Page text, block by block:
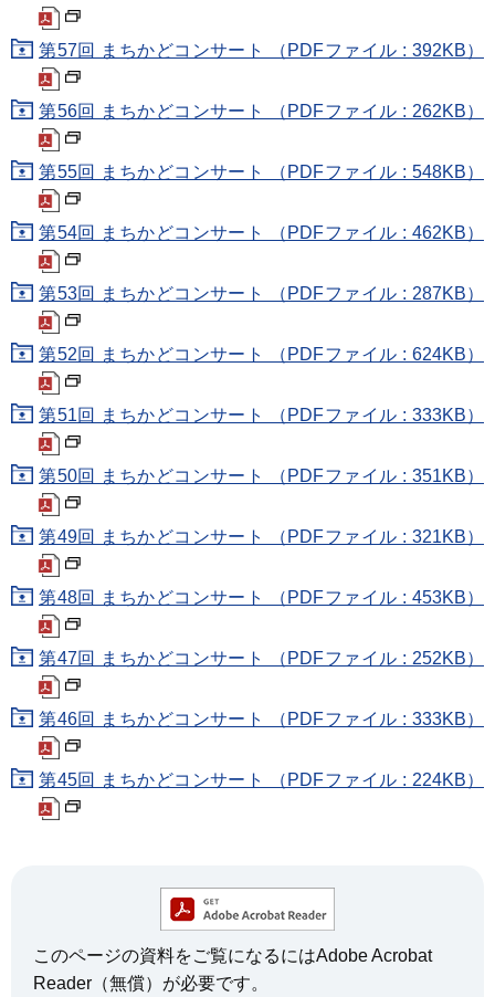
第57回 まちかどコンサート （PDFファイル : 392KB）
第56回 まちかどコンサート （PDFファイル : 262KB）
第55回 まちかどコンサート （PDFファイル : 548KB）
第54回 まちかどコンサート （PDFファイル : 462KB）
第53回 まちかどコンサート （PDFファイル : 287KB）
第52回 まちかどコンサート （PDFファイル : 624KB）
第51回 まちかどコンサート （PDFファイル : 333KB）
第50回 まちかどコンサート （PDFファイル : 351KB）
第49回 まちかどコンサート （PDFファイル : 321KB）
第48回 まちかどコンサート （PDFファイル : 453KB）
第47回 まちかどコンサート （PDFファイル : 252KB）
第46回 まちかどコンサート （PDFファイル : 333KB）
第45回 まちかどコンサート （PDFファイル : 224KB）
このページの資料をご覧になるにはAdobe Acrobat
Reader（無償）が必要です。